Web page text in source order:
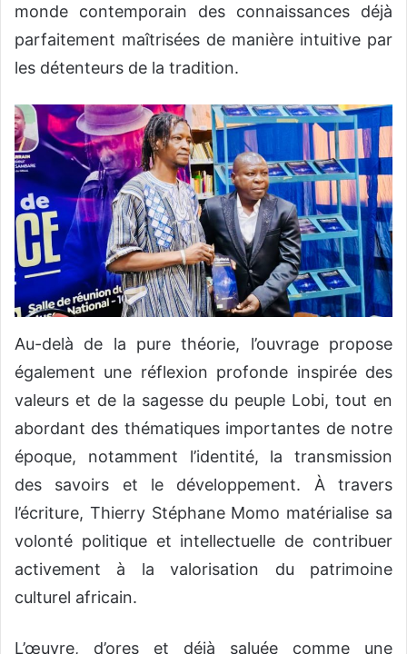
monde contemporain des connaissances déjà
parfaitement maîtrisées de manière intuitive par
les détenteurs de la tradition.
Au-delà de la pure théorie, l’ouvrage propose
également une réflexion profonde inspirée des
valeurs et de la sagesse du peuple Lobi, tout en
abordant des thématiques importantes de notre
époque, notamment l’identité, la transmission
des savoirs et le développement. À travers
l’écriture, Thierry Stéphane Momo matérialise sa
volonté politique et intellectuelle de contribuer
activement à la valorisation du patrimoine
culturel africain.
L’œuvre, d’ores et déjà saluée comme une